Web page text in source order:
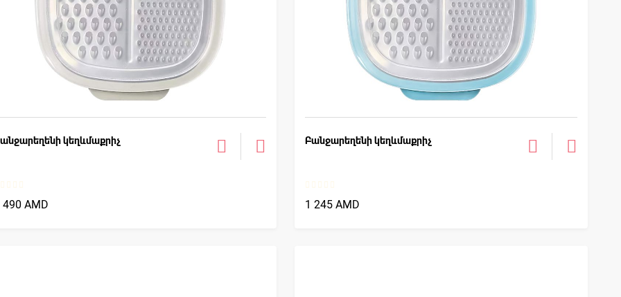
կեղևմաքրիչ
490 AMD
Բանջարեղենի կեղևմաքրիչ
1 245 AMD